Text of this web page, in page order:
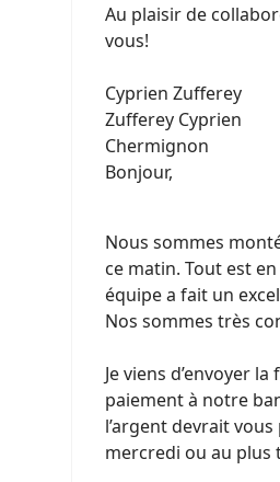
Au plaisir de
vous!
Cyprien Zufferey
Zufferey Cyprien
Chermignon
Bonjour,
Nous sommes
ce matin. Tout est
équipe a fait un
Nos sommes très
Je viens d’envoyer
paiement à notre
l’argent devrait
mercredi ou au plus